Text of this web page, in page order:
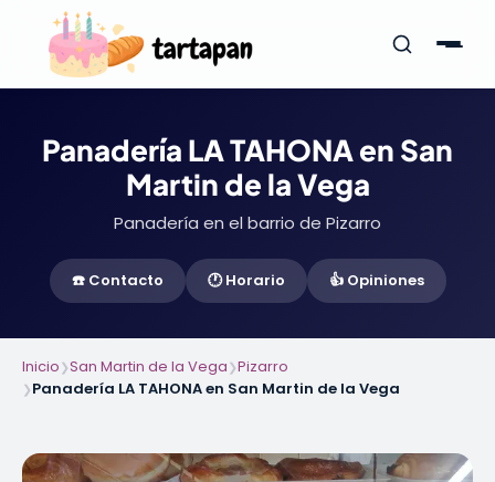
Panadería LA TAHONA en San
Martin de la Vega
Panadería en el barrio de Pizarro
☎️ Contacto 🕐 Horario 👍 Opiniones
Inicio❯San Martin de la Vega❯Pizarro
❯Panadería LA TAHONA en San Martin de la Vega